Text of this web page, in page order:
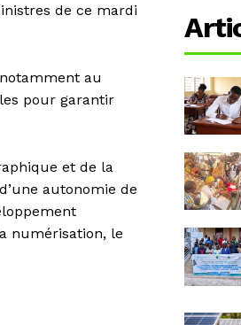
de ce mardi
au
pour garantir
et de la
autonomie de
numérisation, le